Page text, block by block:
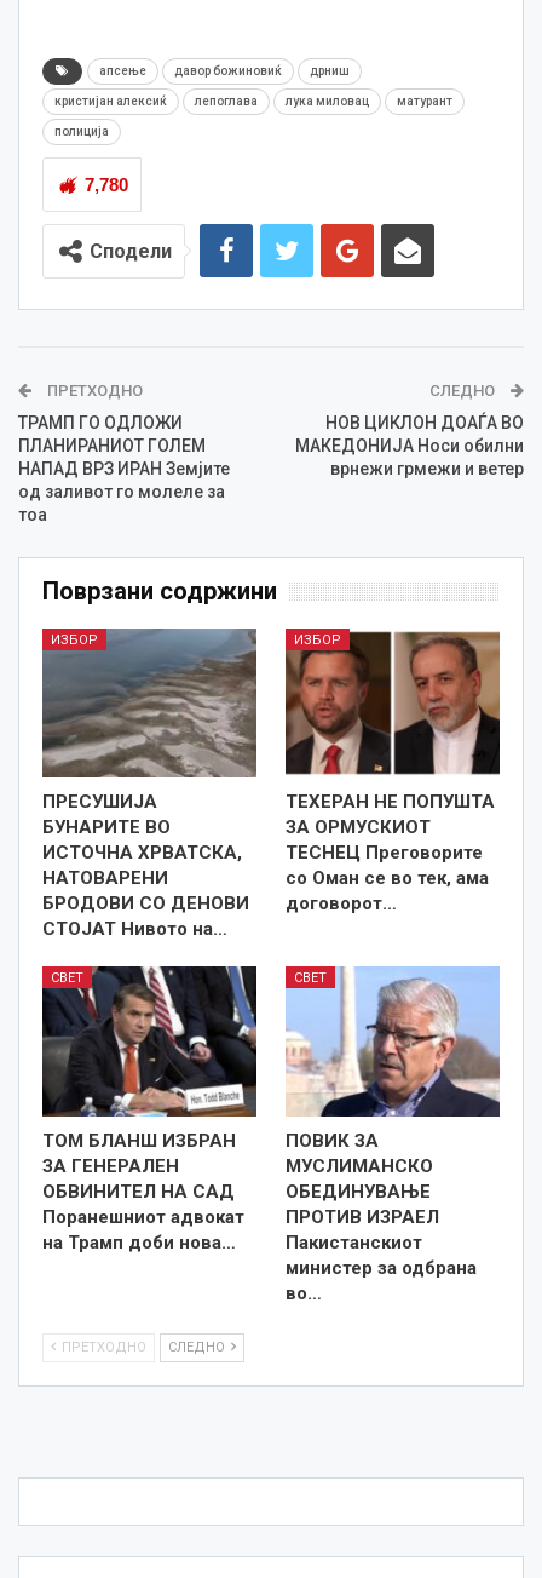
апсење давор божиновиќ дрниш
кристијан алексиќ лепоглава лука миловац матурант
полиција
7,780
Сподели
ПРЕТХОДНО
ТРАМП ГО ОДЛОЖИ
ПЛАНИРАНИОТ ГОЛЕМ
НАПАД ВРЗ ИРАН Земјите
од заливот го молеле за
тоа
СЛЕДНО
НОВ ЦИКЛОН ДОАЃА ВО
МАКЕДОНИЈА Носи обилни
врнежи грмежи и ветер
Поврзани содржини
ИЗБОР
ПРЕСУШИЈА
БУНАРИТЕ ВО
ИСТОЧНА ХРВАТСКА,
НАТОВАРЕНИ
БРОДОВИ СО ДЕНОВИ
СТОЈАТ Нивото на…
ИЗБОР
ТЕХЕРАН НЕ ПОПУШТА
ЗА ОРМУСКИОТ
ТЕСНЕЦ Преговорите
со Оман се во тек, ама
договорот…
СВЕТ
ТОМ БЛАНШ ИЗБРАН
ЗА ГЕНЕРАЛЕН
ОБВИНИТЕЛ НА САД
Поранешниот адвокат
на Трамп доби нова…
СВЕТ
ПОВИК ЗА
МУСЛИМАНСКО
ОБЕДИНУВАЊЕ
ПРОТИВ ИЗРАЕЛ
Пакистанскиот
министер за одбрана
во…
ПРЕТХОДНО СЛЕДНО